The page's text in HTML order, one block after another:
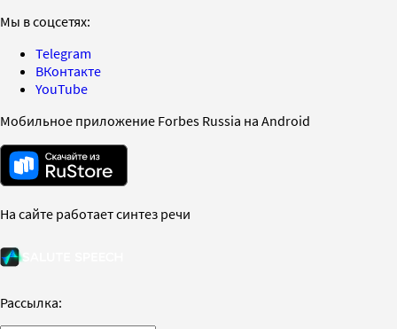
Мы в соцсетях:
Telegram
ВКонтакте
YouTube
Мобильное приложение Forbes Russia на Android
На сайте работает синтез речи
Рассылка: